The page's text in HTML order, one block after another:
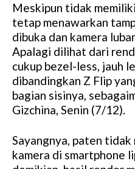
Meskipun tidak
tetap menawarkan
dibuka dan kamera
Apalagi dilihat dari
cukup bezel-less, jauh
dibandingkan Z Flip
bagian sisinya,
Gizchina, Senin (7/12).
Sayangnya, paten tidak
kamera di smartphone